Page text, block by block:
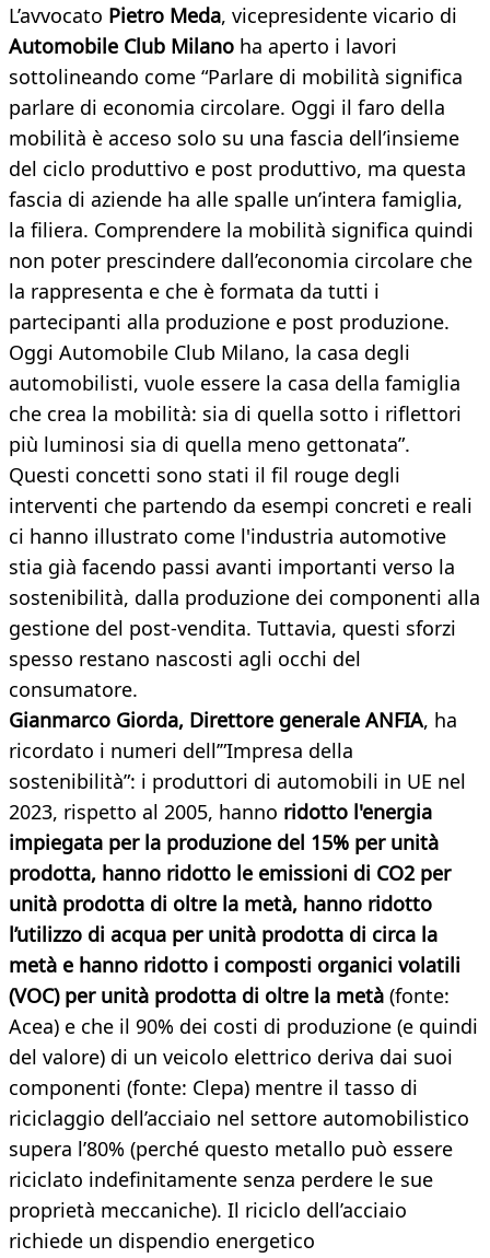
L’avvocato Pietro Meda, vicepresidente vicario di
Automobile Club Milano ha aperto i lavori
sottolineando come “Parlare di mobilità significa
parlare di economia circolare. Oggi il faro della
mobilità è acceso solo su una fascia dell’insieme
del ciclo produttivo e post produttivo, ma questa
fascia di aziende ha alle spalle un’intera famiglia,
la filiera. Comprendere la mobilità significa quindi
non poter prescindere dall’economia circolare che
la rappresenta e che è formata da tutti i
partecipanti alla produzione e post produzione.
Oggi Automobile Club Milano, la casa degli
automobilisti, vuole essere la casa della famiglia
che crea la mobilità: sia di quella sotto i riflettori
più luminosi sia di quella meno gettonata”.
Questi concetti sono stati il fil rouge degli
interventi che partendo da esempi concreti e reali
ci hanno illustrato come l'industria automotive
stia già facendo passi avanti importanti verso la
sostenibilità, dalla produzione dei componenti alla
gestione del post-vendita. Tuttavia, questi sforzi
spesso restano nascosti agli occhi del
consumatore.
Gianmarco Giorda, Direttore generale ANFIA, ha
ricordato i numeri dell’”Impresa della
sostenibilità”: i produttori di automobili in UE nel
2023, rispetto al 2005, hanno ridotto l'energia
impiegata per la produzione del 15% per unità
prodotta, hanno ridotto le emissioni di CO2 per
unità prodotta di oltre la metà, hanno ridotto
l’utilizzo di acqua per unità prodotta di circa la
metà e hanno ridotto i composti organici volatili
(VOC) per unità prodotta di oltre la metà (fonte:
Acea) e che il 90% dei costi di produzione (e quindi
del valore) di un veicolo elettrico deriva dai suoi
componenti (fonte: Clepa) mentre il tasso di
riciclaggio dell’acciaio nel settore automobilistico
supera l’80% (perché questo metallo può essere
riciclato indefinitamente senza perdere le sue
proprietà meccaniche). Il riciclo dell’acciaio
richiede un dispendio energetico